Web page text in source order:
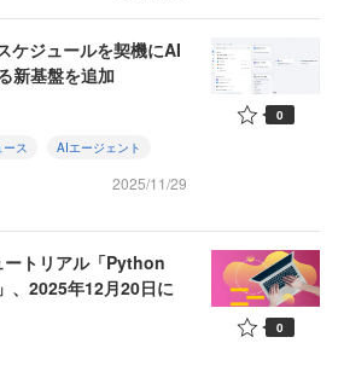
ケジュールを契機にAI
新基盤を追加
ース AIエージェント
2025/11/29
0
トリアル「Python
、2025年12月20日に
0